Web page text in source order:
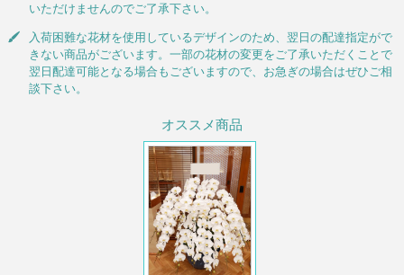
いただけませんのでご了承下さい。
入荷困難な花材を使用しているデザインのため、翌日の配達指定がで
きない商品がございます。一部の花材の変更をご了承いただくことで
翌日配達可能となる場合もございますので、お急ぎの場合はぜひご相
談下さい。
オススメ商品